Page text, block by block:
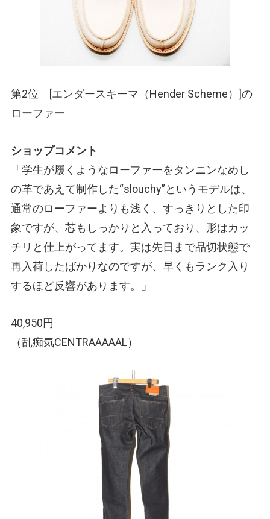
第2位 [エンダースキーマ （Hender Scheme） ]の
ローファー
ショップコメント
「学生が履くようなローファーをタンニンなめし
の革であえて制作した“slouchy”というモデルは、
通常のローファーよりも浅く、すっきりとした印
象ですが、芯もしっかりと入っており、形はカッ
チリと仕上がってます。実は先日まで品切状態で
再入荷したばかりなのですが、早くもランク入り
するほど反響があります。」
40,950円
（乱痴気CENTRAAAAAL）